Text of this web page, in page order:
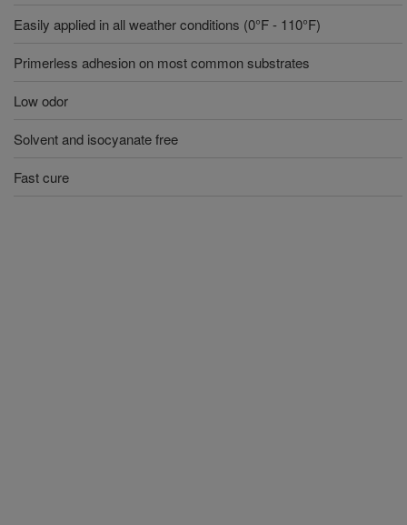
Easily applied in all weather conditions (0°F - 110°F)
Primerless adhesion on most common substrates
Low odor
Solvent and isocyanate free
Fast cure